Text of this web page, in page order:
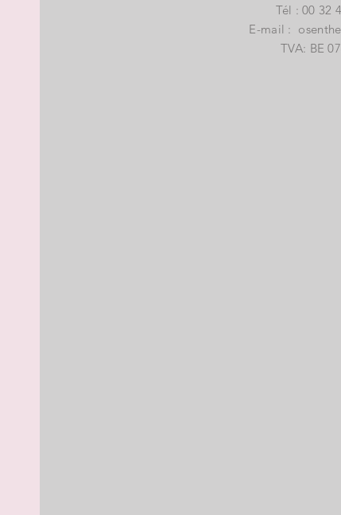
Tél : 00 32
E-mail :
TVA: BE